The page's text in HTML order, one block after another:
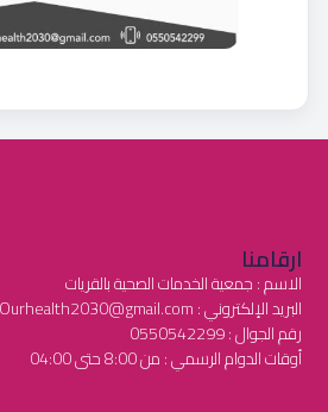
ارقامنا
الاسم : جمعية الخدمات الصحية بالقريات
البريد الإلكتروني : Ourhealth2030@gmail.com
رقم الجوال : 0550542299
أوقات الدوام الرسمي : من 8:00 حتى 04:00